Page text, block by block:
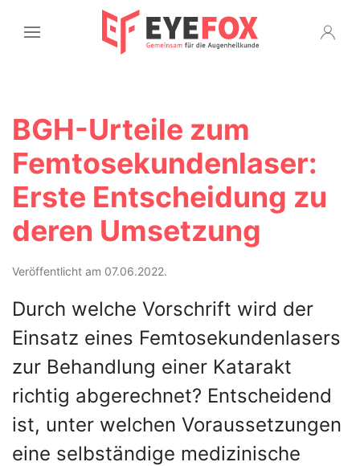
BGH-Urteile zum
Femtosekundenlaser:
Erste Entscheidung zu
deren Umsetzung
Veröffentlicht am 07.06.2022.
Durch welche Vorschrift wird der
Einsatz eines Femtosekundenlasers
zur Behandlung einer Katarakt
richtig abgerechnet? Entscheidend
ist, unter welchen Voraussetzungen
eine selbständige medizinische